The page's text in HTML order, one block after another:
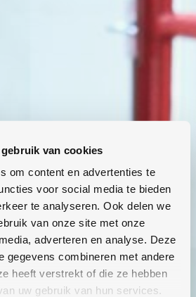
van cookies
om content en advertenties te
voor social media te bieden
te analyseren. Ook delen we
van onze site met onze
adverteren en analyse. Deze
gegevens combineren met andere
heeft verstrekt of die ze hebben
uw gebruik van hun services.